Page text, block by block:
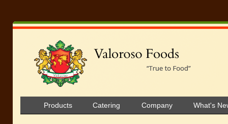
Products Catering Company What's